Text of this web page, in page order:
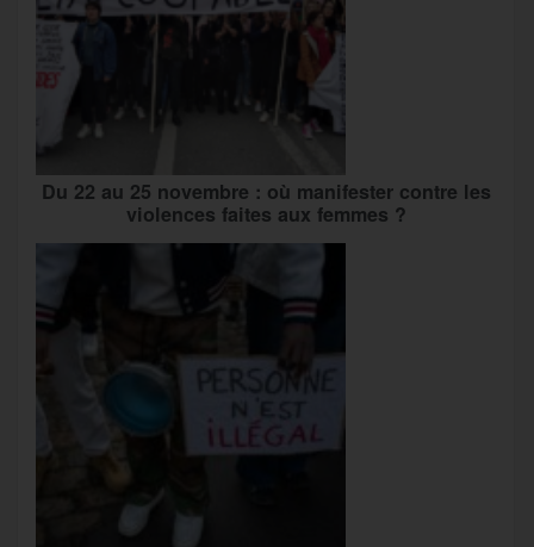
Du 22 au 25 novembre : où manifester contre les
violences faites aux femmes ?